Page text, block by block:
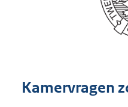
Kamervragen